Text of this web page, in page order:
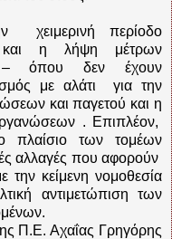
χειμερινή περίοδο
και η λήψη μέτρων
– όπου δεν έχουν
με αλάτι
για την
και παγετού και η
. Επιπλέον,
πλαίσιο των τομέων
αλλαγές που αφορούν
την κείμενη νομοθεσία
αντιμετώπιση των
Π.Ε. Αχαΐας Γρηγόρης